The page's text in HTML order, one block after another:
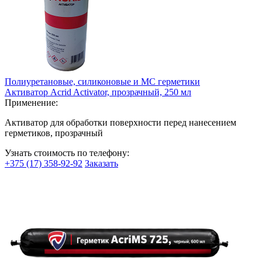
Полиуретановые, силиконовые и МС герметики
Активатор Acrid Activator, прозрачный, 250 мл
Применение:
Активатор для обработки поверхности перед нанесением
герметиков, прозрачный
Узнать стоимость по телефону:
+375 (17) 358-92-92 Заказать